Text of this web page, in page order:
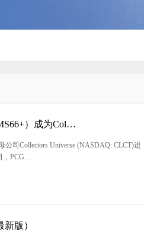
）成为Col…
公司Collectors Universe (NASDAQ: CLCT)进
，PCG…
版）